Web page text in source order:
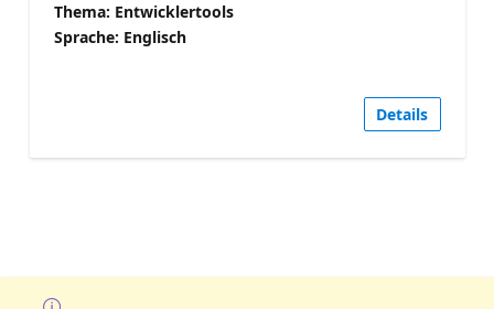
Thema: Entwicklertools
Sprache: Englisch
Details